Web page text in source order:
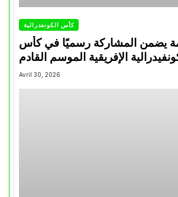
كأس الكونفدرالية
يضمن المشاركة رسميًا في كأس
Avril 30, 2026